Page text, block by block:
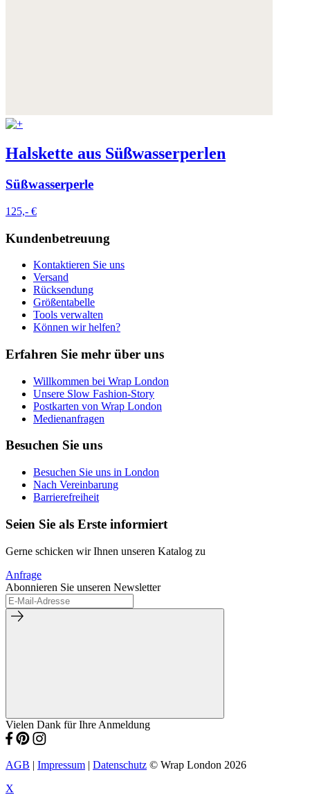
Halskette aus Süßwasserperlen
Süßwasserperle
125,- €
Kundenbetreuung
Kontaktieren Sie uns
Versand
Rücksendung
Größentabelle
Tools verwalten
Können wir helfen?
Erfahren Sie mehr über uns
Willkommen bei Wrap London
Unsere Slow Fashion-Story
Postkarten von Wrap London
Medienanfragen
Besuchen Sie uns
Besuchen Sie uns in London
Nach Vereinbarung
Barrierefreiheit
Seien Sie als Erste informiert
Gerne schicken wir Ihnen unseren Katalog zu
Anfrage
Abonnieren Sie unseren Newsletter
Vielen Dank für Ihre Anmeldung
AGB | Impressum | Datenschutz © Wrap London 2026
X